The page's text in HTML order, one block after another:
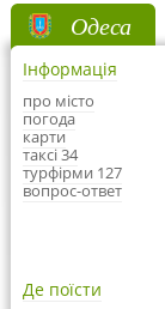
Одеса
Інформація
про місто
погода
карти
таксі 34
турфірми 127
вопрос-ответ
Де поїсти